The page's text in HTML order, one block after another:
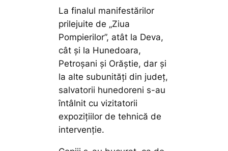
La finalul manifestărilor
prilejuite de „Ziua
Pompierilor”, atât la Deva,
cât și la Hunedoara,
Petroșani și Orăștie, dar și
la alte subunități din județ,
salvatorii hunedoreni s-au
întâlnit cu vizitatorii
expozițiilor de tehnică de
intervenție.